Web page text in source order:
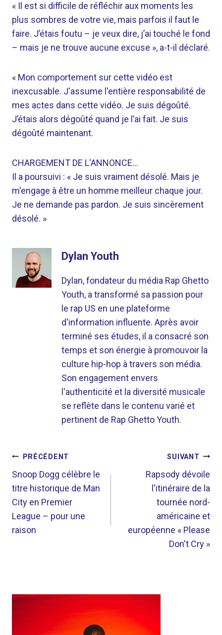
« Il est si difficile de réfléchir aux moments les
plus sombres de votre vie, mais parfois il faut le
faire. J’étais foutu – je veux dire, j’ai touché le fond
– mais je ne trouve aucune excuse », a-t-il déclaré.
« Mon comportement sur cette vidéo est
inexcusable. J'assume l'entière responsabilité de
mes actes dans cette vidéo. Je suis dégoûté.
J’étais alors dégoûté quand je l’ai fait. Je suis
dégoûté maintenant.
CHARGEMENT DE L'ANNONCE…
Il a poursuivi : « Je suis vraiment désolé. Mais je
m'engage à être un homme meilleur chaque jour.
Je ne demande pas pardon. Je suis sincèrement
désolé. »
Dylan Youth
Dylan, fondateur du média Rap Ghetto
Youth, a transformé sa passion pour
le rap US en une plateforme
d'information influente. Après avoir
terminé ses études, il a consacré son
temps et son énergie à promouvoir la
culture hip-hop à travers son média.
Son engagement envers
l'authenticité et la diversité musicale
se reflète dans le contenu varié et
pertinent de Rap Ghetto Youth.
NAVIGATION
DE
L’ARTICLE
PRÉCÉDENT
Snoop Dogg célèbre le
titre historique de Man
City en Premier
League – pour une
raison
SUIVANT
Rapsody dévoile
l'itinéraire de la
tournée nord-
américaine et
européenne « Please
Don't Cry »